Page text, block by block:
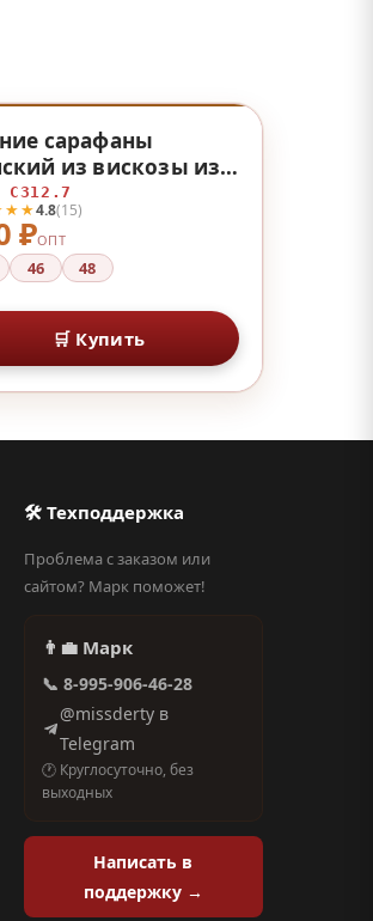
₽ОПТ
4.8(15)
сарафаны
из вискозы из
С312.7
46 48
🛒 Купить
🛠 Техподдержка
Проблема с заказом или
сайтом? Марк поможет!
👨‍💼 Марк
📞 8-995-906-46-28
@missderty в
Telegram
🕐 Круглосуточно, без
выходных
Написать в
поддержку →